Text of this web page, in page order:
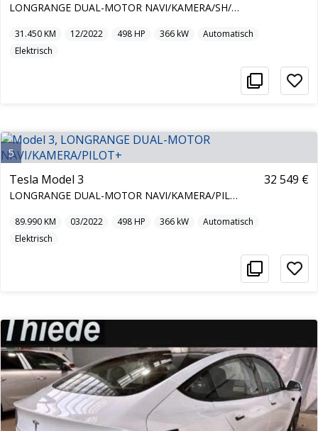
LONGRANGE DUAL-MOTOR NAVI/KAMERA/SH/PANO
31.450KM 12/2022 498HP 366kW
Automatisch
Elektrisch
5
Tesla Model 3
LONGRANGE DUAL-MOTOR NAVI/KAMERA/PILOT+
32 549 €
89.990KM 03/2022 498HP 366kW
Automatisch
Elektrisch